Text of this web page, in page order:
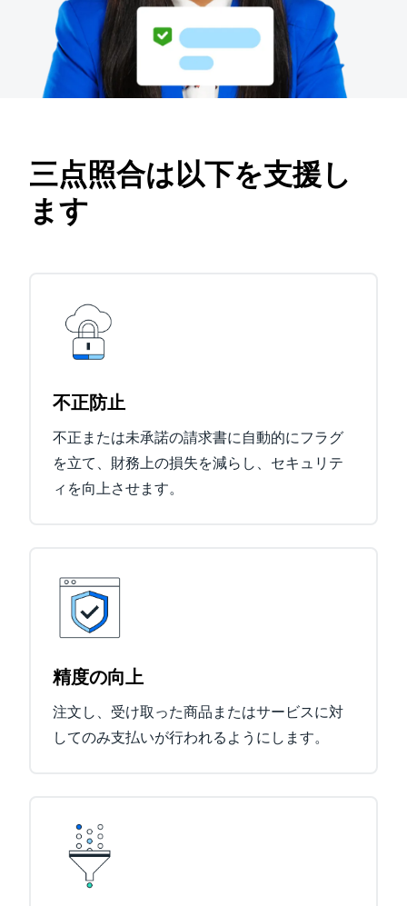
三点照合は以下を支援し
ます
不正防止
不正または未承諾の請求書に自動的にフラグ
を立て、財務上の損失を減らし、セキュリテ
ィを向上させます。
精度の向上
注文し、受け取った商品またはサービスに対
してのみ支払いが行われるようにします。